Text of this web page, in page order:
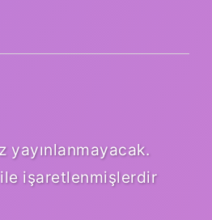
yayınlanmayacak.
ile işaretlenmişlerdir